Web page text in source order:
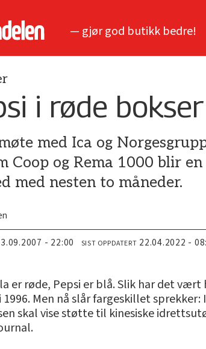
— gjør god butikk bedre!
i røde bokser
med Ica og
Coop og Rema 1000 blir
med nesten to måneder.
23.09.2007 - 22:00 SIST OPPDATERT 22.04.2022 -
er røde, Pepsi er blå. Slik har det
1996. Men nå slår fargeskillet
skal vise støtte til kinesiske